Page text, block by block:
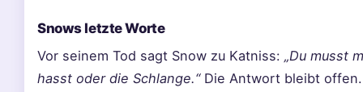
Snows letzte Worte
Vor seinem Tod sagt Snow zu Katniss: „Du musst
hasst oder die Schlange.“Die Antwort bleibt